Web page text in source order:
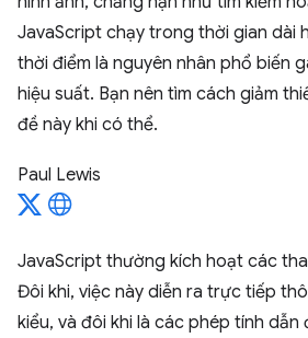
JavaScript chạy trong thời gian dài
thời điểm là nguyên nhân phổ biến
hiệu suất. Bạn nên tìm cách giảm
đề này khi có thể.
Paul Lewis
JavaScript thường kích hoạt các
Đôi khi, việc này diễn ra trực tiếp
kiểu, và đôi khi là các phép tính dẫn